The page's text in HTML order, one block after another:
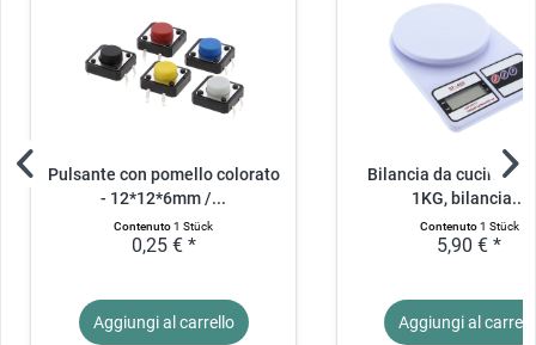
Pulsante con pomello colorato
- 12*12*6mm /...
Contenuto1 Stück
0,25 € *
Aggiungi al carrello
Bilancia da cucina
1KG, bilancia...
Contenuto1 Stück
5,90 € *
Aggiungi al